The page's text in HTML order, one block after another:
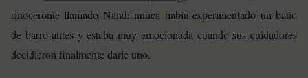
rinoceronte llamado Nandi nunca había experimentado un baño
de barro antes y estaba muy emocionada cuando sus cuidadores
decidieron finalmente darle uno.